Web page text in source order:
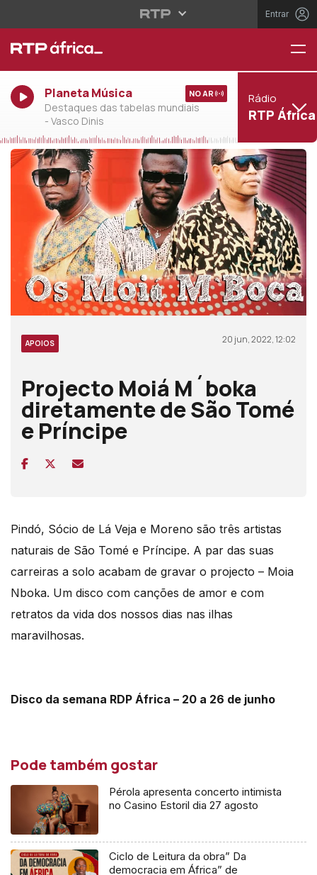
Entrar
Planeta Música
Destaques das tabelas mundiais
- Vasco Dinis
NO AR Rádio
RTP África
APOIOS 20 jun, 2022, 12:02
Projecto Moiá M´boka
diretamente de São Tomé
e Príncipe
Pindó, Sócio de Lá Veja e Moreno são três artistas
naturais de São Tomé e Príncipe. A par das suas
carreiras a solo acabam de gravar o projecto – Moia
Nboka. Um disco com canções de amor e com
retratos da vida dos nossos dias nas ilhas
maravilhosas.
Disco da semana RDP África – 20 a 26 de junho
Pode também gostar
Pérola apresenta concerto intimista
no Casino Estoril dia 27 agosto
Ciclo de Leitura da obra” Da
democracia em África” de